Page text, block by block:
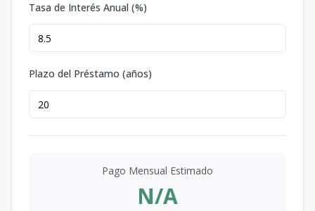
Tasa de Interés Anual (%)
Plazo del Préstamo (años)
Pago Mensual Estimado
N/A